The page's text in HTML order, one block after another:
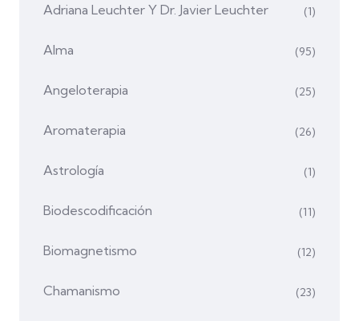
Adriana Leuchter Y Dr. Javier Leuchter (1)
Alma (95)
Angeloterapia (25)
Aromaterapia (26)
Astrología (1)
Biodescodificación (11)
Biomagnetismo (12)
Chamanismo (23)